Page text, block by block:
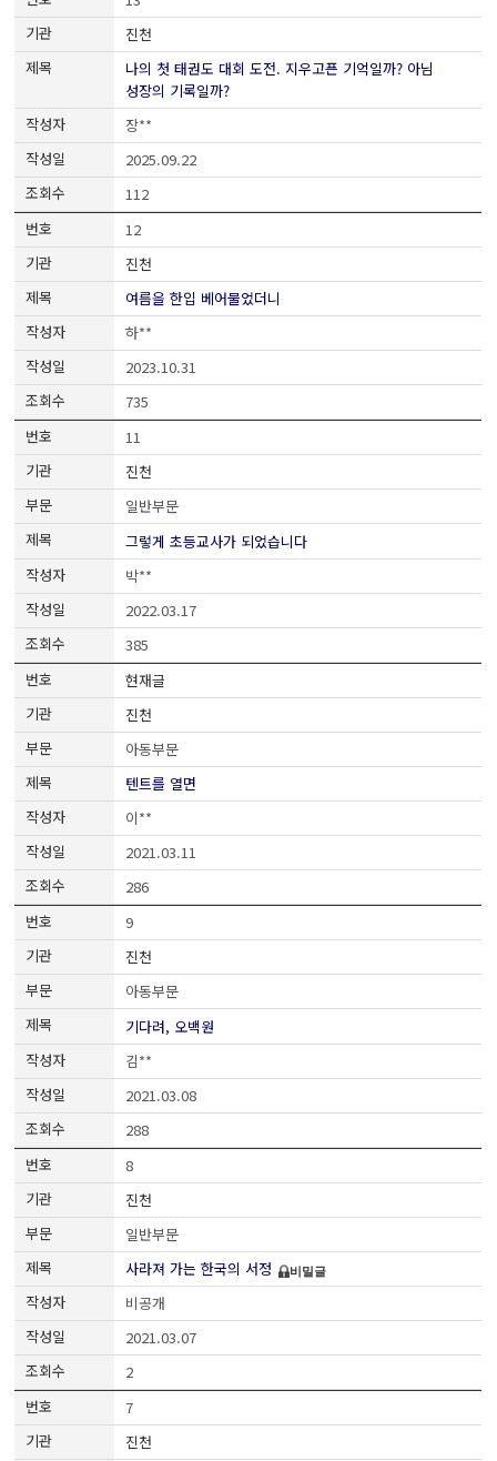
진천
나의 첫 태권도 대회 도전. 지우고픈 기억일까? 아님
성장의 기록일까?
장**
2025.09.22
112
12
진천
여름을 한입 베어물었더니
하**
2023.10.31
735
11
진천
일반부문
그렇게 초등교사가 되었습니다
박**
2022.03.17
385
현재글
진천
아동부문
텐트를 열면
이**
2021.03.11
286
9
진천
아동부문
기다려, 오백원
김**
2021.03.08
288
8
진천
일반부문
사라져 가는 한국의 서정
비밀글
비공개
2021.03.07
2
7
진천